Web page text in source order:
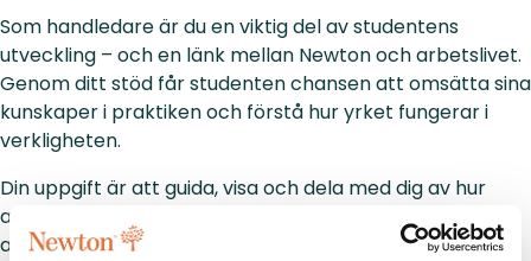
Som handledare är du en viktig del av studentens
utveckling – och en länk mellan Newton och arbetslivet.
Genom ditt stöd får studenten chansen att omsätta sina
kunskaper i praktiken och förstå hur yrket fungerar i
verkligheten.
Din uppgift är att guida, visa och dela med dig av hur
arbetet går till – både i branschen generellt och på er
arbetsplats i synnerhet.